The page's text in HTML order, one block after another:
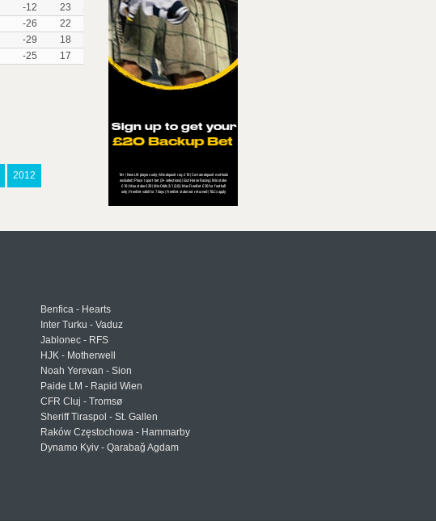
-12
23
-26
22
-29
18
-25 17
2012
Benfica - Hearts
Inter Turku - Vaduz
Jablonec - RFS
HJK - Motherwell
Noah Yerevan - Sion
Paide LM - Rapid Wien
CFR Cluj - Tromsø
Sheriff Tiraspol - St. Gallen
Raków Częstochowa - Hammarby
Dynamo Kyiv - Qarabağ Agdam